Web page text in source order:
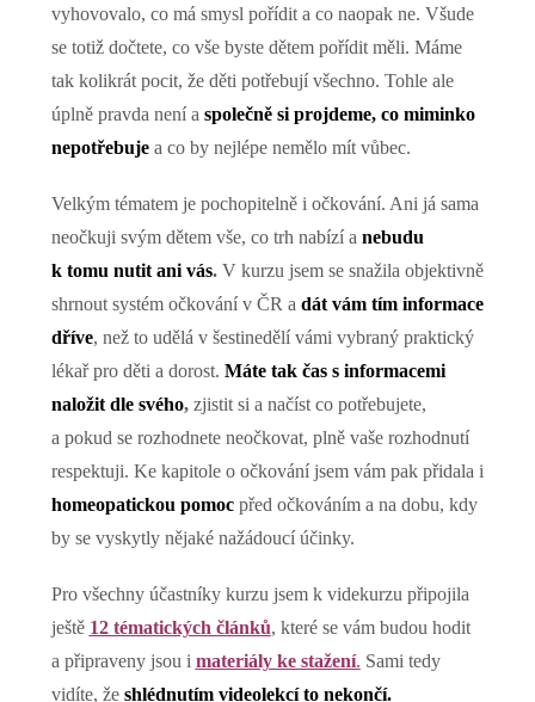
vyhovovalo, co má smysl pořídit a co naopak ne. Všude
se totiž dočtete, co vše byste dětem pořídit měli. Máme
tak kolikrát pocit, že děti potřebují všechno. Tohle ale
úplně pravda není a společně si projdeme, co miminko
nepotřebujea co by nejlépe nemělo mít vůbec.
Velkým tématem je pochopitelně i očkování. Ani já sama
neočkuji svým dětem vše, co trh nabízí a nebudu
k tomu nutit ani vás.V kurzu jsem se snažila objektivně
shrnout systém očkování v ČR a dát vám tím informace
dříve, než to udělá v šestinedělí vámi vybraný praktický
lékař pro děti a dorost. Máte tak čas s informacemi
naložit dle svého,zjistit si a načíst co potřebujete,
a pokud se rozhodnete neočkovat, plně vaše rozhodnutí
respektuji. Ke kapitole o očkování jsem vám pak přidala i
homeopatickou pomocpřed očkováním a na dobu, kdy
by se vyskytly nějaké nažádoucí účinky.
Pro všechny účastníky kurzu jsem k videkurzu připojila
ještě 12 tématických článků, které se vám budou hodit
a připraveny jsou i materiály ke stažení. Sami tedy
vidíte, že shlédnutím videolekcí to nekončí.